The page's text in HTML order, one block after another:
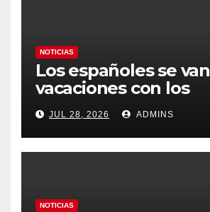
NOTICIAS
Los españoles se
vacaciones con los
carburantes hasta un
más caros que el año
y los hoteles
JUL 28, 2026 ADMINS
NOTICIAS